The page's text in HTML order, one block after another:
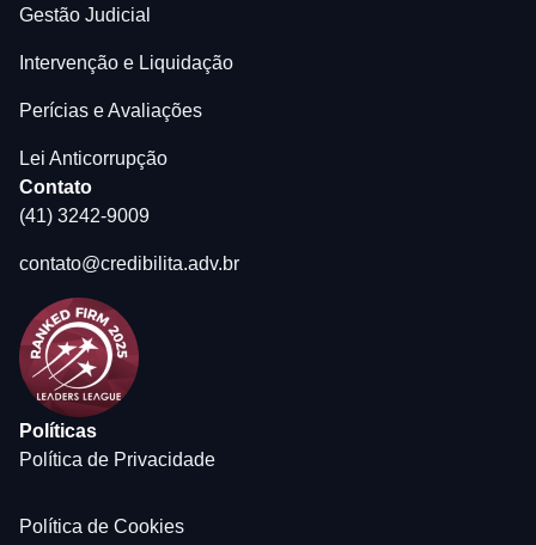
Gestão Judicial
Intervenção e Liquidação
Perícias e Avaliações
Lei Anticorrupção
Contato
(41) 3242-9009
contato@credibilita.adv.br
Políticas
Política de Privacidade
Política de Cookies